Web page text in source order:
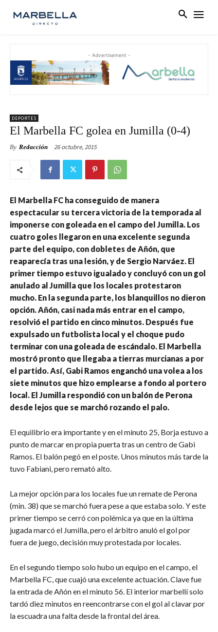
- Advertisement -
DEPORTES
El Marbella FC golea en Jumilla (0-4)
By Redacción 26 octubre, 2015
El Marbella FC ha conseguido de manera
espectacular su tercera victoria de la temporada al
imponerse con goleada en el campo del Jumilla. Los
cuatro goles llegaron en una excelente segunda
parte del equipo, con dobletes de Añón, que
reaparecía tras una lesión, y de Sergio Narváez. El
primer tiempo estuvo igualado y concluyó con un gol
anulado al Jumilla que los locales protestaron
mucho. En la segunda parte, los blanquillos no dieron
opción. Añón, casi nada más entrar en el campo,
resolvió el partido en cinco minutos. Después fue
expulsado un futbolista local y el choque pudo
terminar con una goleada de escándalo. El Marbella
mostró pronto que llegaba a tierras murcianas a por
el partido. Así, Gabi Ramos enganchó una volea a los
siete minutos que hizo emplearse a fondo al portero
local. El Jumilla respondió con un balón de Perona
desde lejos que se marchó rozando el palo.
El equilibrio era importante y en el minuto 25, Borja estuvo a
punto de marcar en propia puerta tras un centro de Gabi
Ramos. El balón pegó en el poste. Unos minutos más tarde la
tuvo Fabiani, pero remató alto.
La mejor opción para los locales fue un remate de Perona
(min. 38) que se marchó fuera pese a que estaba solo. Y este
primer tiempo se cerró con polémica ya que en la última
jugada marcó el Jumilla, pero el árbitro anuló el gol por
fuera de juego, decisión muy protestada por locales.
En el segundo tiempo solo hubo un equipo en el campo, el
Marbella FC, que cuajó una excelente actuación. Clave fue
la entrada de Añón en el minuto 56. El interior marbellí solo
tardó diez minutos en reencontrarse con el gol al clavar por
la escuadra una falta desde la frontal del área.